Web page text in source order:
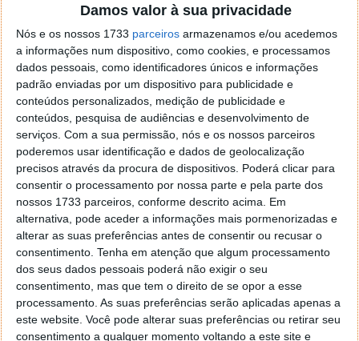
Damos valor à sua privacidade
Nós e os nossos 1733 parceiros armazenamos e/ou acedemos
a informações num dispositivo, como cookies, e processamos
dados pessoais, como identificadores únicos e informações
padrão enviadas por um dispositivo para publicidade e
conteúdos personalizados, medição de publicidade e
conteúdos, pesquisa de audiências e desenvolvimento de
serviços. Com a sua permissão, nós e os nossos parceiros
poderemos usar identificação e dados de geolocalização
precisos através da procura de dispositivos. Poderá clicar para
consentir o processamento por nossa parte e pela parte dos
nossos 1733 parceiros, conforme descrito acima. Em
alternativa, pode aceder a informações mais pormenorizadas e
alterar as suas preferências antes de consentir ou recusar o
consentimento. Tenha em atenção que algum processamento
dos seus dados pessoais poderá não exigir o seu
consentimento, mas que tem o direito de se opor a esse
processamento. As suas preferências serão aplicadas apenas a
este website. Você pode alterar suas preferências ou retirar seu
consentimento a qualquer momento voltando a este site e
o firefox como browser predefenido
Ja percorri o painel
tentei apagar o explorer na tentativa de forçar o uso do
firefox mas em vao. Kaso te lembres de outra dica fico
agradecido, caso contrario obrigado a mesma
Responder
Vítor M.
7 de Novembro de 2005 às 01:39
@Reporter
Desculpa mas o link funciona. Seja como for segue por mail
o MSn Messenger 8.
Responder
Vítor M.
@Rui
Tens de encontrar o que te falei. Faz da seguinte maneira,
janela iniciar e no topo dessa janela com o botão direito do
rato faz propriedades. Depois no separador Menu ‘Iniciar’
clica no botão ‘Personalizar’ aí encontrarás no separador